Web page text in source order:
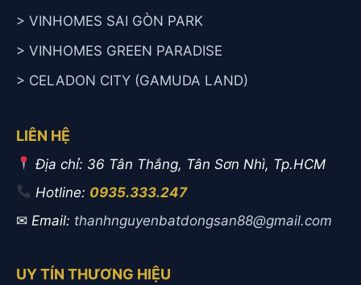
> VINHOMES SAI GÒN PARK
> VINHOMES GREEN PARADISE
> CELADON CITY (GAMUDA LAND)
LIÊN HỆ
Địa chỉ: 36 Tân Thắng, Tân Sơn Nhì, Tp.HCM
Hotline: 0935.333.247
✉ Email: thanhnguyenbatdongsan88@gmail.com
UY TÍN THƯƠNG HIỆU